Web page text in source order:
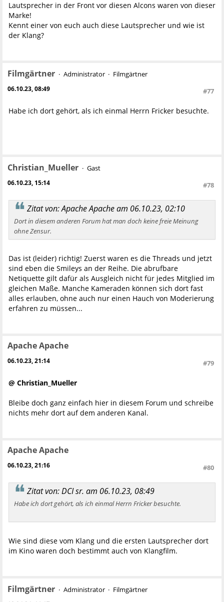
Lautsprecher in der Front vor diesen Alcons waren von dieser
Marke!
Kennt einer von euch auch diese Lautsprecher und wie ist
der Klang?
Filmgärtner Administrator Filmgärtner
06.10.23, 08:49 #77
Habe ich dort gehört, als ich einmal Herrn Fricker besuchte.
Christian_Mueller Gast
06.10.23, 15:14 #78
Zitat von: Apache Apache am 06.10.23, 02:10
Dort in diesem anderen Forum hat man doch keine freie Meinung
ohne Zensur.
Das ist (leider) richtig! Zuerst waren es die Threads und jetzt
sind eben die Smileys an der Reihe. Die abrufbare
Netiquette gilt dafür als Ausgleich nicht für jedes Mitglied im
gleichen Maße. Manche Kameraden können sich dort fast
alles erlauben, ohne auch nur einen Hauch von Moderierung
erfahren zu müssen...
Apache Apache
06.10.23, 21:14 #79
@ Christian_Mueller
Bleibe doch ganz einfach hier in diesem Forum und schreibe
nichts mehr dort auf dem anderen Kanal.
Apache Apache
06.10.23, 21:16 #80
Zitat von: DCI sr. am 06.10.23, 08:49
Habe ich dort gehört, als ich einmal Herrn Fricker besuchte.
Wie sind diese vom Klang und die ersten Lautsprecher dort
im Kino waren doch bestimmt auch von Klangfilm.
Filmgärtner Administrator Filmgärtner